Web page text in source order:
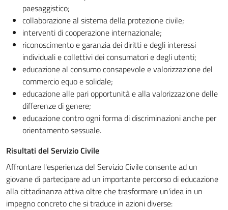
paesaggistico;
collaborazione al sistema della protezione civile;
interventi di cooperazione internazionale;
riconoscimento e garanzia dei diritti e degli interessi
individuali e collettivi dei consumatori e degli utenti;
educazione al consumo consapevole e valorizzazione del
commercio equo e solidale;
educazione alle pari opportunità e alla valorizzazione delle
differenze di genere;
educazione contro ogni forma di discriminazioni anche per
orientamento sessuale.
Risultati del Servizio Civile
Affrontare l'esperienza del Servizio Civile consente ad un
giovane di partecipare ad un importante percorso di educazione
alla cittadinanza attiva oltre che trasformare un'idea in un
impegno concreto che si traduce in azioni diverse: